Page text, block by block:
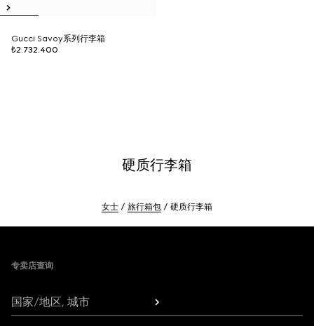
Gucci Savoy系列行李箱
₺2.732.400
硬质行李箱
女士 旅行箱包 硬质行李箱
专卖店查询
国家/地区, 城市